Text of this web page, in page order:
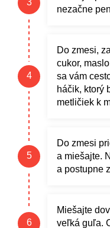
nezačne
Do zmesi,
cukor,
sa vám
háčik, ktorý
metličiek k
Do zmesi
a miešajte.
a postupne
Miešajte
veľká guľa.